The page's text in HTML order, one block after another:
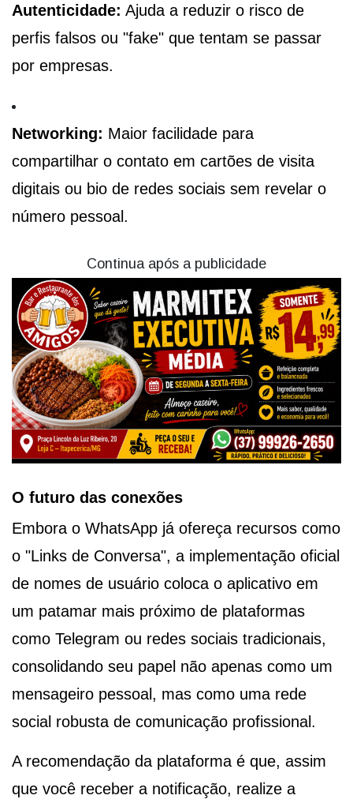
Autenticidade: Ajuda a reduzir o risco de
perfis falsos ou "fake" que tentam se passar
por empresas.
Networking: Maior facilidade para
compartilhar o contato em cartões de visita
digitais ou bio de redes sociais sem revelar o
número pessoal.
Continua após a publicidade
O futuro das conexões
Embora o WhatsApp já ofereça recursos como
o "Links de Conversa", a implementação oficial
de nomes de usuário coloca o aplicativo em
um patamar mais próximo de plataformas
como Telegram ou redes sociais tradicionais,
consolidando seu papel não apenas como um
mensageiro pessoal, mas como uma rede
social robusta de comunicação profissional.
A recomendação da plataforma é que, assim
que você receber a notificação, realize a